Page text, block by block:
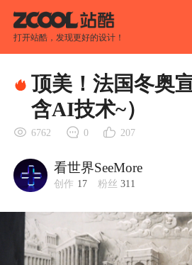
打开站酷，发现更好的设计！
顶美！法国冬奥
含AI技术~）
6762 0 207
看世界SeeMore
创作 17 粉丝 311